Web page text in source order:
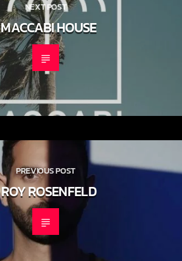
NEXT POST
MACCABI HOUSE
PREVIOUS POST
ROY ROSENFELD